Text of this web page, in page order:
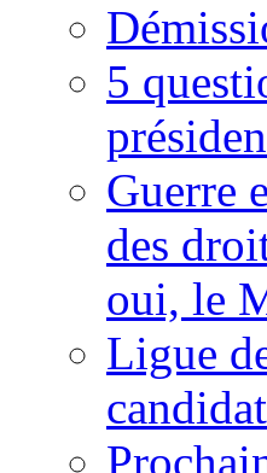
5
Guerre
des
oui, le
Ligue